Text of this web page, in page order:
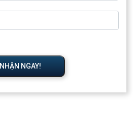
NHẬN NGAY!